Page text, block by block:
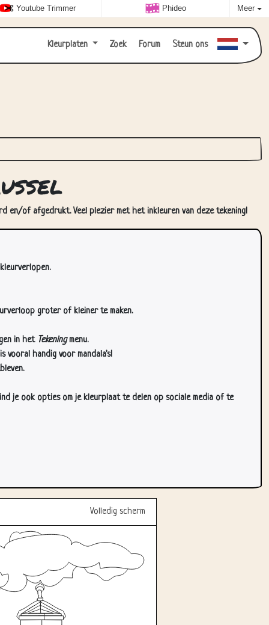
Youtube Trimmer Phideo Meer
Kleurplaten Zoek Forum Steun ons
en/of afgedrukt. Veel plezier met het inkleuren van deze tekening!
groter of kleiner te maken.
in het Tekeningmenu.
vooral handig voor mandala's!
je ook opties om je kleurplaat te delen op sociale media of te
Volledig scherm